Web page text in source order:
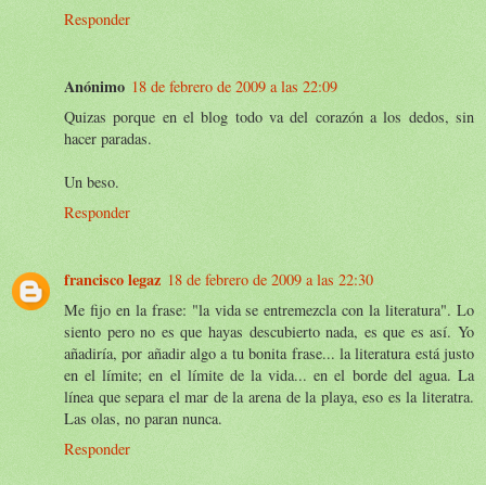
Responder
Anónimo 18 de febrero de 2009 a las 22:09
Quizas porque en el blog todo va del corazón a los dedos, sin
hacer paradas.
Un beso.
Responder
francisco legaz 18 de febrero de 2009 a las 22:30
Me fijo en la frase: "la vida se entremezcla con la literatura". Lo
siento pero no es que hayas descubierto nada, es que es así. Yo
añadiría, por añadir algo a tu bonita frase... la literatura está justo
en el límite; en el límite de la vida... en el borde del agua. La
línea que separa el mar de la arena de la playa, eso es la literatra.
Las olas, no paran nunca.
Responder